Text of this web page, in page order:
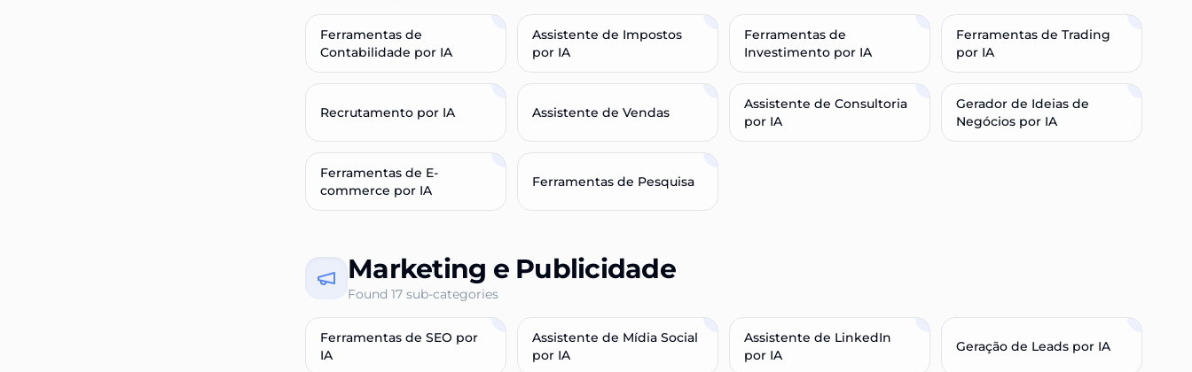
Ferramentas de
Contabilidade por IA
Assistente de Impostos
por IA
Ferramentas de
Investimento por IA
Ferramentas de Trading
por IA
Recrutamento por IA Assistente de Vendas
Assistente de Consultoria
por IA
Gerador de Ideias de
Negócios por IA
Ferramentas de E-
commerce por IA
Ferramentas de Pesquisa
Marketing e Publicidade
Found 17 sub-categories
Ferramentas de SEO por
IA
Assistente de Mídia Social
por IA
Assistente de LinkedIn
por IA
Geração de Leads por IA